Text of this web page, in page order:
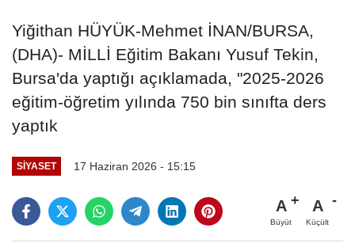
Yiğithan HÜYÜK-Mehmet İNAN/BURSA,
(DHA)- MİLLİ Eğitim Bakanı Yusuf Tekin,
Bursa'da yaptığı açıklamada, "2025-2026
eğitim-öğretim yılında 750 bin sınıfta ders
yaptık
SIYASET 17 Haziran 2026 - 15:15
A
Büyüt
A
Küçült